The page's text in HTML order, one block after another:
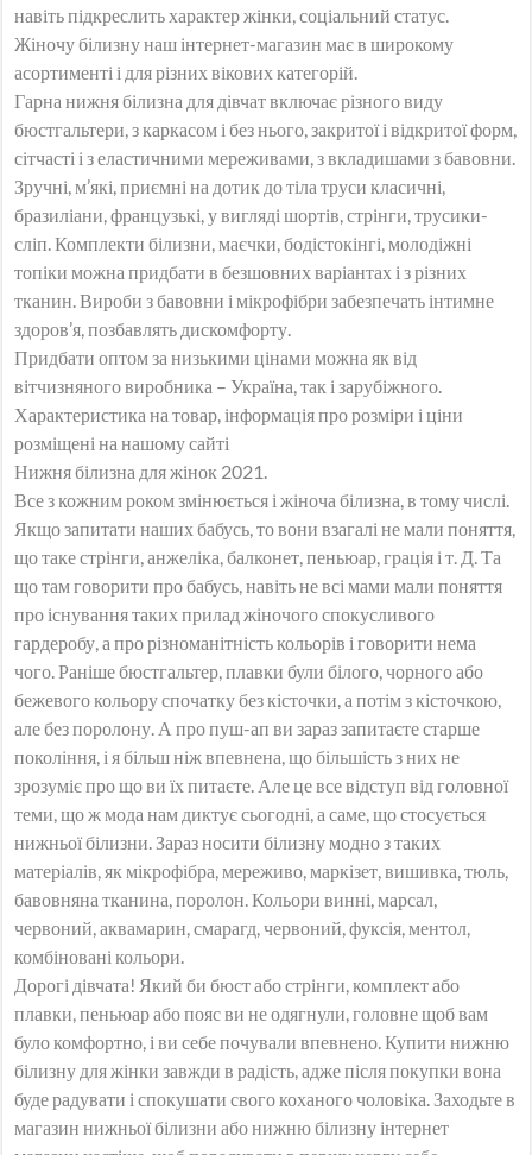
навіть підкреслить характер жінки, соціальний статус.
Жіночу білизну наш інтернет-магазин має в широкому
асортименті і для різних вікових категорій.
Гарна нижня білизна для дівчат включає різного виду
бюстгальтери, з каркасом і без нього, закритої і відкритої форм,
сітчасті і з еластичними мереживами, з вкладишами з бавовни.
Зручні, м’які, приємні на дотик до тіла труси класичні,
бразиліани, французькі, у вигляді шортів, стрінги, трусики-
сліп. Комплекти білизни, маєчки, бодістокінгі, молодіжні
топіки можна придбати в безшовних варіантах і з різних
тканин. Вироби з бавовни і мікрофібри забезпечать інтимне
здоров’я, позбавлять дискомфорту.
Придбати оптом за низькими цінами можна як від
вітчизняного виробника – Україна, так і зарубіжного.
Характеристика на товар, інформація про розміри і ціни
розміщені на нашому сайті
Нижня білизна для жінок 2021.
Все з кожним роком змінюється і жіноча білизна, в тому числі.
Якщо запитати наших бабусь, то вони взагалі не мали поняття,
що таке стрінги, анжеліка, балконет, пеньюар, грація і т. Д. Та
що там говорити про бабусь, навіть не всі мами мали поняття
про існування таких прилад жіночого спокусливого
гардеробу, а про різноманітність кольорів і говорити нема
чого. Раніше бюстгальтер, плавки були білого, чорного або
бежевого кольору спочатку без кісточки, а потім з кісточкою,
але без поролону. А про пуш-ап ви зараз запитаєте старше
покоління, і я більш ніж впевнена, що більшість з них не
зрозуміє про що ви їх питаєте. Але це все відступ від головної
теми, що ж мода нам диктує сьогодні, а саме, що стосується
нижньої білизни. Зараз носити білизну модно з таких
матеріалів, як мікрофібра, мереживо, маркізет, вишивка, тюль,
бавовняна тканина, поролон. Кольори винні, марсал,
червоний, аквамарин, смарагд, червоний, фуксія, ментол,
комбіновані кольори.
Дорогі дівчата! Який би бюст або стрінги, комплект або
плавки, пеньюар або пояс ви не одягнули, головне щоб вам
було комфортно, і ви себе почували впевнено. Купити нижню
білизну для жінки завжди в радість, адже після покупки вона
буде радувати і спокушати свого коханого чоловіка. Заходьте в
магазин нижньої білизни або нижню білизну інтернет